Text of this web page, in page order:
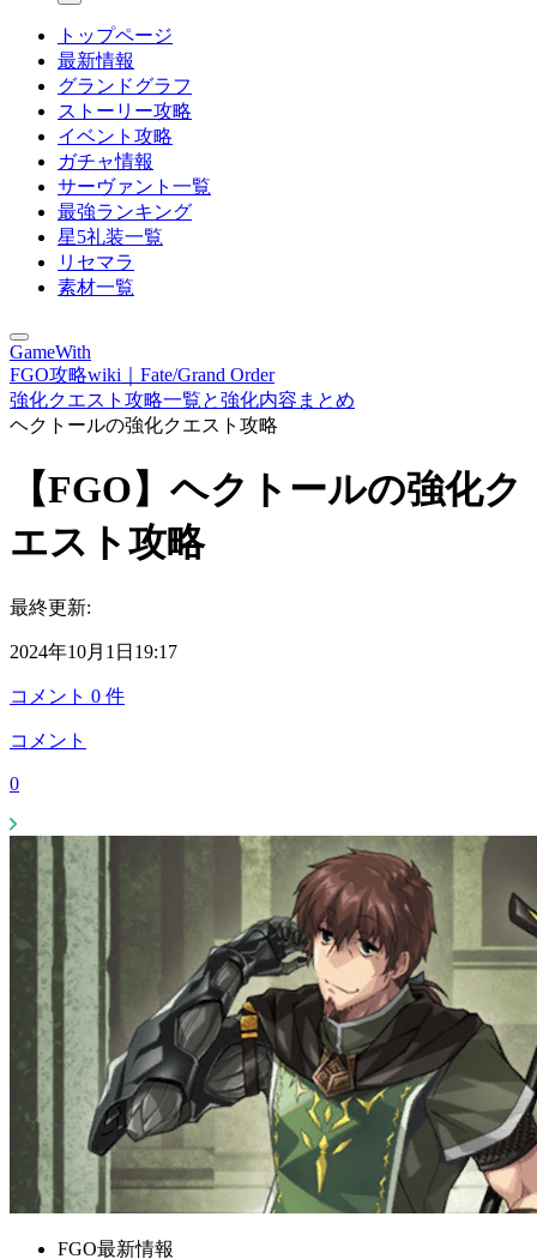
トップページ
最新情報
グランドグラフ
ストーリー攻略
イベント攻略
ガチャ情報
サーヴァント一覧
最強ランキング
星5礼装一覧
リセマラ
素材一覧
GameWith
FGO攻略wiki｜Fate/Grand Order
強化クエスト攻略一覧と強化内容まとめ
ヘクトールの強化クエスト攻略
【FGO】ヘクトールの強化ク
エスト攻略
最終更新:
2024年10月1日19:17
コメント 0 件
コメント
0
FGO最新情報